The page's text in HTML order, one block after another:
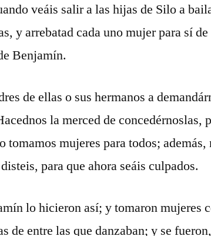
veáis salir a las hijas de Silo a
y arrebatad cada uno mujer para sí
Benjamín.
de ellas o sus hermanos a
la merced de concedérnoslas,
tomamos mujeres para todos; además,
para que ahora seáis culpados.
lo hicieron así; y tomaron mujeres
de entre las que danzaban; y se